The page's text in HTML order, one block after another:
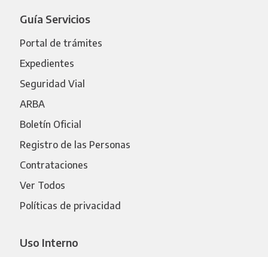
Guía Servicios
Portal de trámites
Expedientes
Seguridad Vial
ARBA
Boletín Oficial
Registro de las Personas
Contrataciones
Ver Todos
Políticas de privacidad
Uso Interno